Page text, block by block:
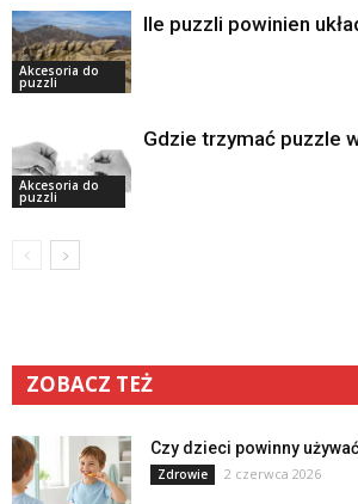
Akcesoria do
puzzli
Ile puzzli powinien
Akcesoria do
puzzli
Gdzie trzymać puzzle
ZOBACZ TEŻ
Czy dzieci powinny
Zdrowie 2 czerwca 2026